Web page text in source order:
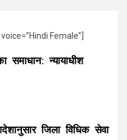
Female”]
न्यायाधीश
जिला विधिक सेवा